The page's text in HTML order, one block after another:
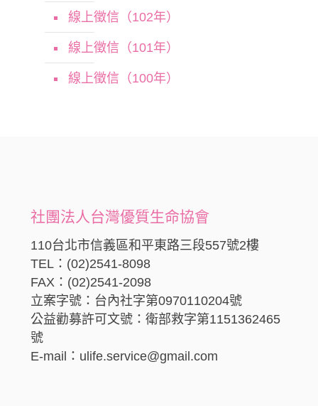
線上徵信（102年）
線上徵信（101年）
線上徵信（100年）
社團法人台灣優質生命協會
110台北市信義區和平東路三段557號2樓
TEL：(02)2541-8098
FAX：(02)2541-2098
立案字號：台內社字第0970110204號
公益勸募許可文號：衛部救字第1151362465
號
E-mail：ulife.service@gmail.com